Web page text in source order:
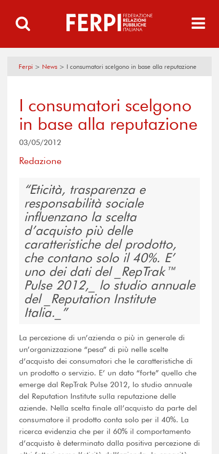
Ferpi > News > I consumatori scelgono in base alla reputazione
I consumatori scelgono
in base alla reputazione
03/05/2012
Redazione
Eticità, trasparenza e
responsabilità sociale
influenzano la scelta
d’acquisto più delle
caratteristiche del prodotto,
che contano solo il 40%. E’
uno dei dati del _RepTrak™
Pulse 2012,_ lo studio annuale
del _Reputation Institute
Italia._
La percezione di un’azienda o più in generale di
un’organizzazione “pesa” di più nelle scelte
d’acquisto dei consumatori che le caratteristiche di
un prodotto o servizio. E’ un dato “forte” quello che
emerge dal RepTrak Pulse 2012, lo studio annuale
del Reputation Institute sulla reputazione delle
aziende. Nella scelta finale all’acquisto da parte del
consumatore il prodotto conta solo per il 40%. La
ricerca evidenzia che per il 60% il comportamento
d’acquisto è determinato dalla positiva percezione di